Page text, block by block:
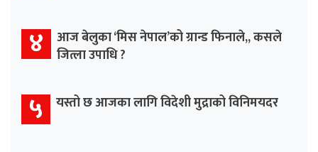
४ आज बेलुका ‘मिस नेपाल’को ग्रान्ड फिनाले,, कसले
जित्ला उपाधि ?
५ यस्तो छ आजका लागि विदेशी मुद्राको विनिमयदर